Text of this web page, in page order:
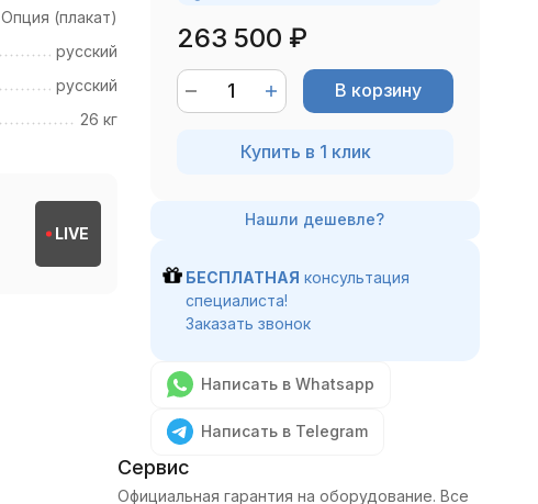
Опция (плакат)
русский
русский
26 кг
LIVE
263 500 ₽
В корзину
Купить в 1 клик
БЕСПЛАТНАЯ консультация
специалиста!
Заказать звонок
Написать в Whatsapp
Написать в Telegram
Сервис
Официальная гарантия на оборудование. Все